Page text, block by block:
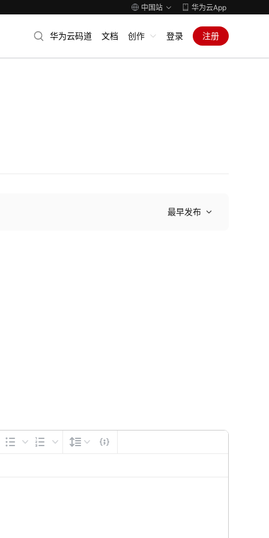
中国站 华为云App
华为云码道 文档 创作 登录 注册
最早发布